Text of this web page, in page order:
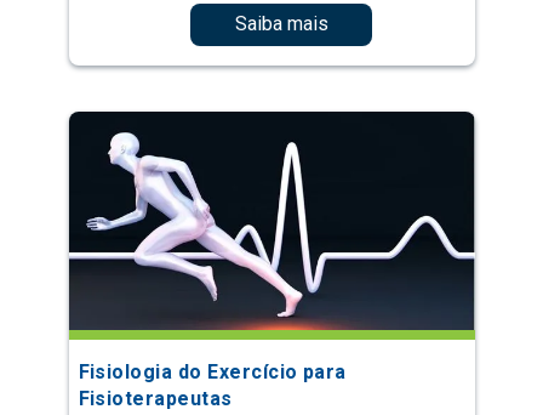
Saiba mais
Fisiologia do Exercício para
Fisioterapeutas